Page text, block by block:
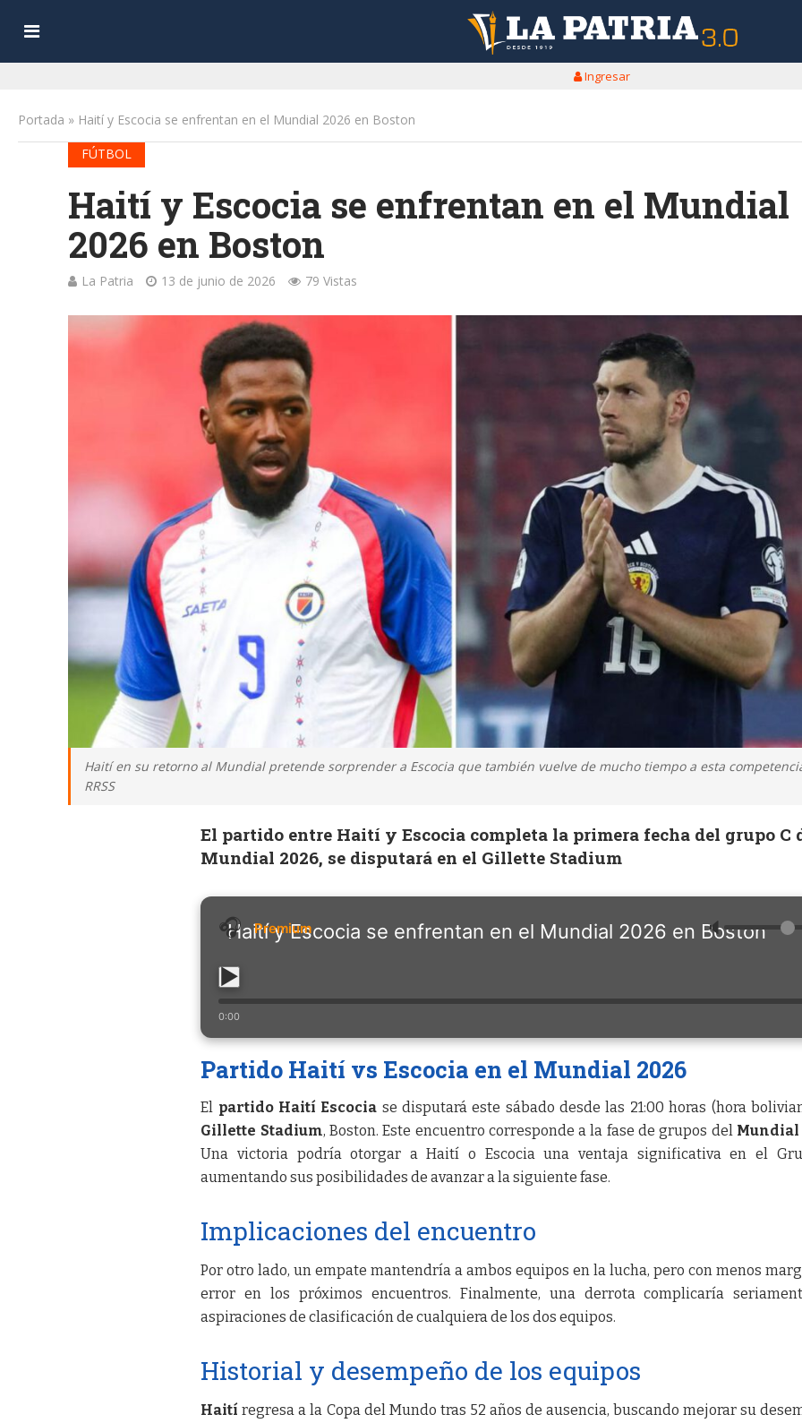
Ingresar
Portada » Haití y Escocia se enfrentan en el Mundial 2026 en Boston
FÚTBOL
Haití y Escocia se enfrentan en el Mundial
2026 en Boston
La Patria 13 de junio de 2026 79 Vistas
Haití en su retorno al Mundial pretende sorprender a Escocia que también vuelve de mucho tiempo a esta
RRSS
El partido entre Haití y Escocia completa la primera fecha del grupo C
Mundial 2026, se disputará en el Gillette Stadium
Haití y Escocia se enfrentan en el Mundial 2026 en Boston
🔈
0:00
Partido Haití vs Escocia en el Mundial 2026
El partido Haití Escocia se disputará este sábado desde las 21:00 horas (hora
Gillette Stadium, Boston. Este encuentro corresponde a la fase de grupos del Mundial
Una victoria podría otorgar a Haití o Escocia una ventaja significativa en el
aumentando sus posibilidades de avanzar a la siguiente fase.
Implicaciones del encuentro
Por otro lado, un empate mantendría a ambos equipos en la lucha, pero con menos
error en los próximos encuentros. Finalmente, una derrota complicaría
aspiraciones de clasificación de cualquiera de los dos equipos.
Historial y desempeño de los equipos
Haití regresa a la Copa del Mundo tras 52 años de ausencia, buscando mejorar su